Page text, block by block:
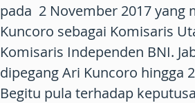
pada 2 November 2017 yang
Kuncoro sebagai Komisaris
Komisaris Independen BNI.
dipegang Ari Kuncoro hingga
Begitu pula terhadap